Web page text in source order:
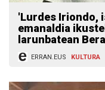
'Lurdes Iriondo,
emanaldia
larunbatean
ERRAN.EUS KULTURA